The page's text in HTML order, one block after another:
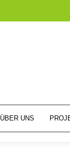
ÜBER UNS